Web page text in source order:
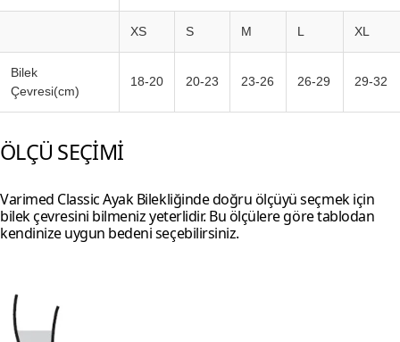
XS S M L XL
Bilek
Çevresi(cm)
18-20 20-23 23-26 26-29 29-32
ÖLÇÜ SEÇİMİ
Varimed Classic Ayak Bilekliğinde doğru ölçüyü seçmek için
bilek çevresini bilmeniz yeterlidir. Bu ölçülere göre tablodan
kendinize uygun bedeni seçebilirsiniz.